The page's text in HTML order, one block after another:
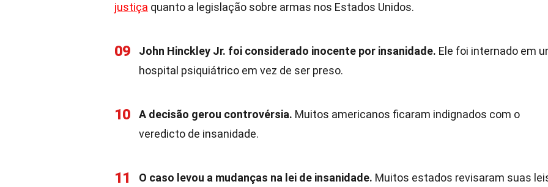
justiça quanto a legislação sobre armas nos Estados Unidos.
09 John Hinckley Jr. foi considerado inocente por insanidade. Ele foi internado em
hospital psiquiátrico em vez de ser preso.
10 A decisão gerou controvérsia. Muitos americanos ficaram indignados com o
veredicto de insanidade.
11 O caso levou a mudanças na lei de insanidade. Muitos estados revisaram suas